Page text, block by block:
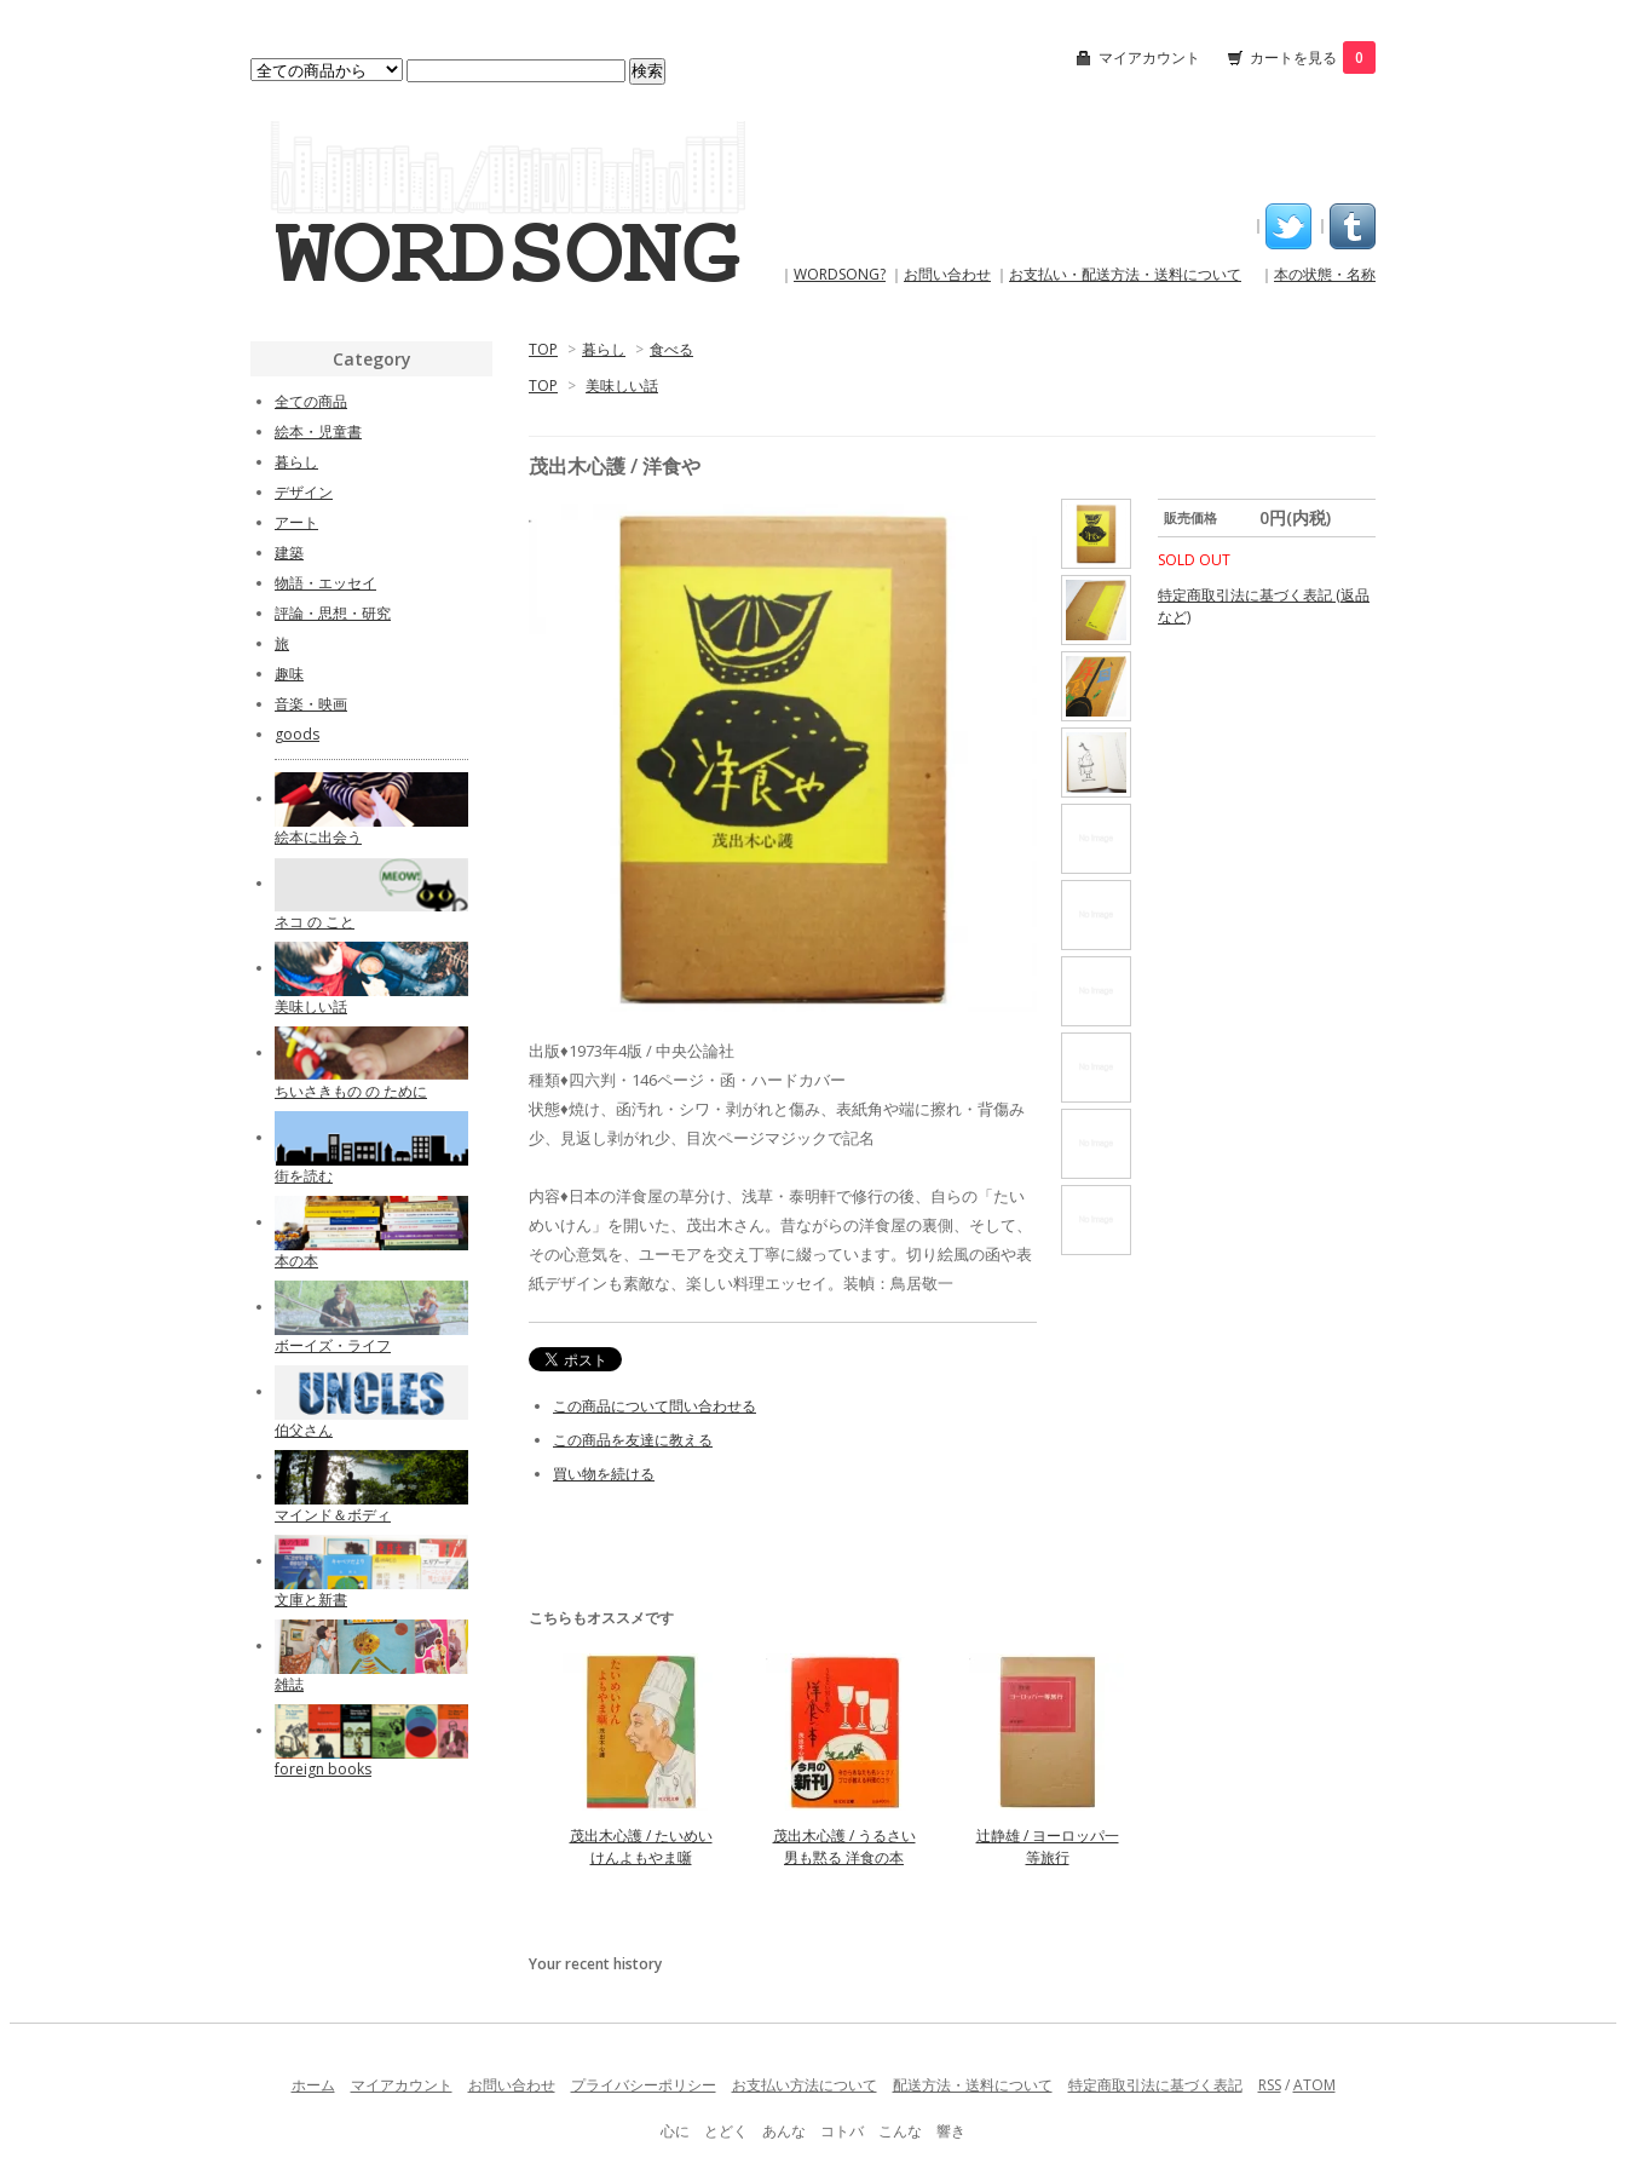
マイアカウント カートを見る 0
｜ ｜
｜ WORDSONG? ｜ お問い合わせ ｜ お支払い・配送方法・送料について ｜ 本の状態・名称
TOP > 暮らし > 食べる
TOP > 美味しい話
茂出木心護 / 洋食や
販売価格 0円(内税)
SOLD OUT
特定商取引法に基づく表記 (返品
など)
出版♦1973年4版 / 中央公論社
種類♦四六判・146ページ・函・ハードカバー
状態♦焼け、函汚れ・シワ・剥がれと傷み、表紙角や端に擦れ・背傷み
少、見返し剥がれ少、目次ページマジックで記名
内容♦日本の洋食屋の草分け、浅草・泰明軒で修行の後、自らの「たい
めいけん」を開いた、茂出木さん。昔ながらの洋食屋の裏側、そして、
その心意気を、ユーモアを交え丁寧に綴っています。切り絵風の函や表
紙デザインも素敵な、楽しい料理エッセイ。装幀：鳥居敬一
この商品について問い合わせる
この商品を友達に教える
買い物を続ける
こちらもオススメです
茂出木心護 / たいめい
けんよもやま噺
茂出木心護 / うるさい
男も黙る 洋食の本
辻静雄 / ヨーロッパ一
等旅行
Your recent history
Category
全ての商品
絵本・児童書
暮らし
デザイン
アート
建築
物語・エッセイ
評論・思想・研究
旅
趣味
音楽・映画
goods
絵本に出会う
ネコ の こと
美味しい話
ちいさきもの の ために
街を読む
本の本
ボーイズ・ライフ
伯父さん
マインド＆ボディ
文庫と新書
雑誌
foreign books
ホーム マイアカウント お問い合わせ プライバシーポリシー お支払い方法について 配送方法・送料について 特定商取引法に基づく表記 RSS/ATOM
心に とどく あんな コトバ こんな 響き